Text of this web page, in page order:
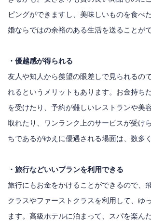
ピングができますし、美味しいものを食べ
婚ならではの余裕のある生活を送ることが
・優越感が得られる
友人や知人から羨望の眼差しで見られるの
れるというメリットもあります。お金持ち
を受けたり、予約が難しいレストランや美
取れたり、ワンランク上のサービスが受け
ちであるがゆえに優遇される場面は、数多
・旅行などいいプランを利用できる
旅行にもお金をかけることができるので、
クラスやファーストクラスを利用して、ゆ
ます。高級ホテルに泊まって、スパを楽ん